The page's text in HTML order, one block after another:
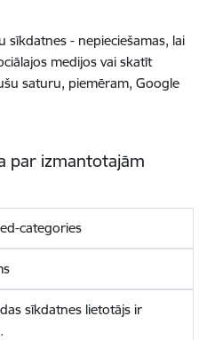
sīkdatnes - nepieciešamas, lai
medijos vai skatīt
saturu, piemēram, Google
par izmantotajām
categories
sīkdatnes lietotājs ir